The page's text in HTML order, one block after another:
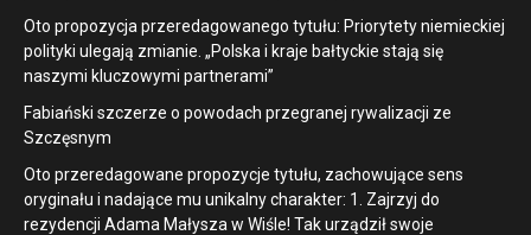
Oto propozycja przeredagowanego tytułu: Priorytety niemieckiej
polityki ulegają zmianie. „Polska i kraje bałtyckie stają się
naszymi kluczowymi partnerami”
Fabiański szczerze o powodach przegranej rywalizacji ze
Szczęsnym
Oto przeredagowane propozycje tytułu, zachowujące sens
oryginału i nadające mu unikalny charakter: 1. Zajrzyj do
rezydencji Adama Małysza w Wiśle! Tak urządził swoje